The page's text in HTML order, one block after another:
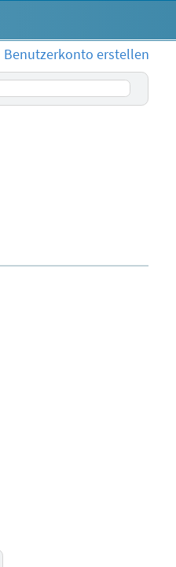
Benutzerkonto erstellen